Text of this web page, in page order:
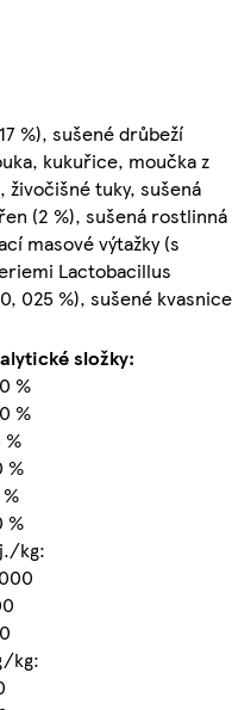
%), sušené drůbeží
kukuřice, moučka z
živočišné tuky, sušená
(2 %), sušená rostlinná
masové výtažky (s
Lactobacillus
025 %), sušené kvasnice
složky:
%
%
%
%
%
kg:
kg: